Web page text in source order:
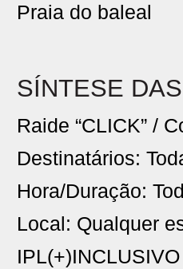
Praia do baleal
SÍNTESE
Raide “CLICK” /
Destinatários:
Hora/Duração:
Local: Qualquer
IPL(+)INCLUSIVO